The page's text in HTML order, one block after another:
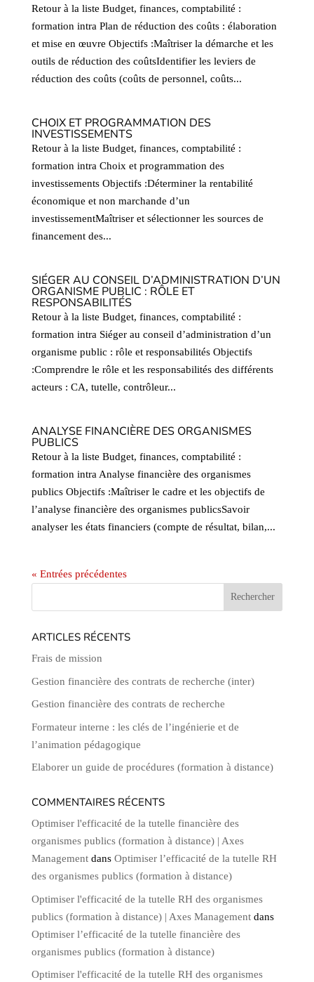
Retour à la liste Budget, finances, comptabilité :
formation intra Plan de réduction des coûts : élaboration
et mise en œuvre Objectifs :Maîtriser la démarche et les
outils de réduction des coûtsIdentifier les leviers de
réduction des coûts (coûts de personnel, coûts...
CHOIX ET PROGRAMMATION DES
INVESTISSEMENTS
Retour à la liste Budget, finances, comptabilité :
formation intra Choix et programmation des
investissements Objectifs :Déterminer la rentabilité
économique et non marchande d’un
investissementMaîtriser et sélectionner les sources de
financement des...
SIÉGER AU CONSEIL D’ADMINISTRATION D’UN
ORGANISME PUBLIC : RÔLE ET
RESPONSABILITÉS
Retour à la liste Budget, finances, comptabilité :
formation intra Siéger au conseil d’administration d’un
organisme public : rôle et responsabilités Objectifs
:Comprendre le rôle et les responsabilités des différents
acteurs : CA, tutelle, contrôleur...
ANALYSE FINANCIÈRE DES ORGANISMES
PUBLICS
Retour à la liste Budget, finances, comptabilité :
formation intra Analyse financière des organismes
publics Objectifs :Maîtriser le cadre et les objectifs de
l’analyse financière des organismes publicsSavoir
analyser les états financiers (compte de résultat, bilan,...
« Entrées précédentes
ARTICLES RÉCENTS
Frais de mission
Gestion financière des contrats de recherche (inter)
Gestion financière des contrats de recherche
Formateur interne : les clés de l’ingénierie et de
l’animation pédagogique
Elaborer un guide de procédures (formation à distance)
COMMENTAIRES RÉCENTS
Optimiser l'efficacité de la tutelle financière des
organismes publics (formation à distance) | Axes
Managementdans Optimiser l’efficacité de la tutelle RH
des organismes publics (formation à distance)
Optimiser l'efficacité de la tutelle RH des organismes
publics (formation à distance) | Axes Managementdans
Optimiser l’efficacité de la tutelle financière des
organismes publics (formation à distance)
Optimiser l'efficacité de la tutelle RH des organismes